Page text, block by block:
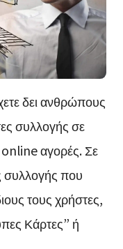
δει ανθρώπους
συλλογής σε
online αγορές. Σε
συλλογής που
τους χρήστες,
Κάρτες” ή